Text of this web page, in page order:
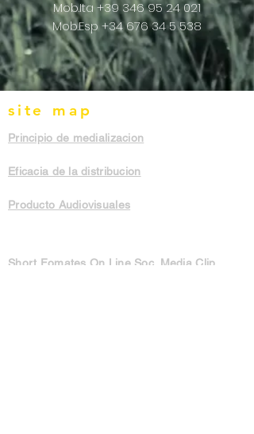
Mob.Ita+39 346 95 24 021
Mob.Esp +34 676 34 5 538
site map
Principio de medializacion
Eficacia de la distribucion
Producto Audiovisuales
Short Fomates On Line Soc. Media Clip